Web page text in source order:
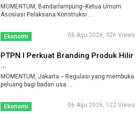
MOMENTUM, Bandarlampung--Ketua Umum
Asosiasi Pelaksana Konstruksi ...
Ekonomi 06 Agu 2026, 326 Views
PTPN I Perkuat Branding Produk Hilir
...
MOMENTUM, Jakarta -- Regulasi yang membuka
peluang bagi badan usa ...
Ekonomi 06 Agu 2026, 122 Views